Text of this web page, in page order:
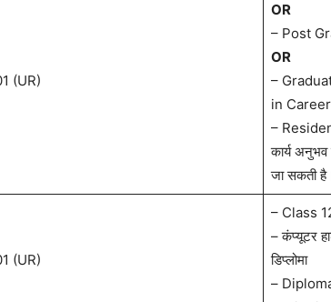
(UR)
OR
– Post
OR
–
in
–
कार्य अनुभव
जा सकती
(UR)
– Class
– कंप्यूटर
डिप्लोमा
–